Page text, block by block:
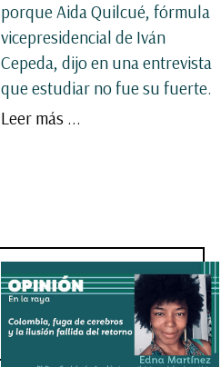
porque Aida Quilcué, fórmula
vicepresidencial de Iván
Cepeda, dijo en una entrevista
que estudiar no fue su fuerte.
Leer más ...